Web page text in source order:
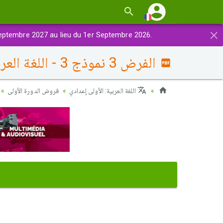
×
2027 au lieu du 1er Septembre 2026.
الفرض 3 نموذج 3 - اللغة العربية أولى إعدادي الدورة الأولى
اللغة العربية: الأولى إعدادي فروض الدورة الأولى